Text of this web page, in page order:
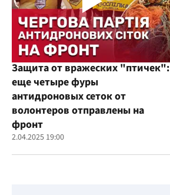
Защита от вражеских "птичек":
еще четыре фуры
антидроновых сеток от
волонтеров отправлены на
фронт
2.04.2025 19:00